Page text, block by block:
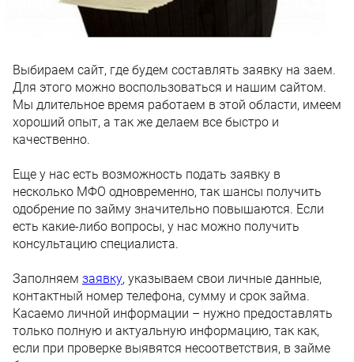
Выбираем сайт, где будем составлять заявку на заем.
Для этого можно воспользоваться и нашим сайтом.
Мы длительное время работаем в этой области, имеем
хороший опыт, а так же делаем все быстро и
качественно.
Еще у нас есть возможность подать заявку в
несколько МФО одновременно, так шансы получить
одобрение по займу значительно повышаются. Если
есть какие-либо вопросы, у нас можно получить
консультацию специалиста.
Заполняем заявку, указываем свои личные данные,
контактный номер телефона, сумму и срок займа.
Касаемо личной информации – нужно предоставлять
только полную и актуальную информацию, так как,
если при проверке выявятся несоответствия, в займе